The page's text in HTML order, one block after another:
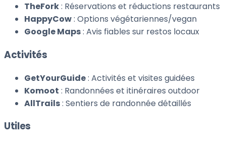
TheFork: Réservations et réductions restaurants
HappyCow: Options végétariennes/vegan
Google Maps: Avis fiables sur restos locaux
Activités
GetYourGuide: Activités et visites guidées
Komoot : Randonnées et itinéraires outdoor
AllTrails: Sentiers de randonnée détaillés
Utiles